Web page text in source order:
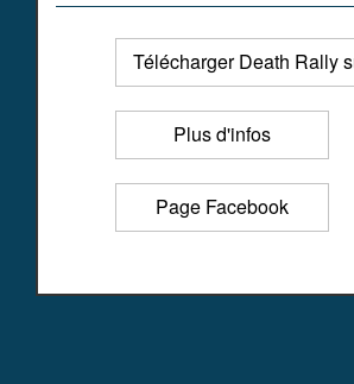
Télécharger Death Rally
Plus d'infos
Page Facebook